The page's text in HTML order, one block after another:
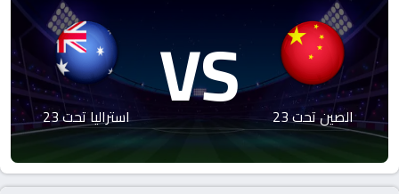
الصين تحت 23 VS استراليا تحت 23